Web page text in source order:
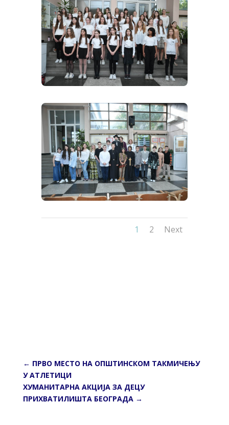
1 2 Next
← ПРВО МЕСТО НА ОПШТИНСКОМ ТАКМИЧЕЊУ
У АТЛЕТИЦИ
ХУМАНИТАРНА АКЦИЈА ЗА ДЕЦУ
ПРИХВАТИЛИШТА БЕОГРАДА→